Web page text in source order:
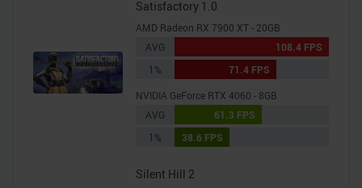
Satisfactory 1.0
AMD Radeon RX 7900 XT - 20GB
AVG
108.4 FPS
1%
71.4 FPS
NVIDIA GeForce RTX 4060 - 8GB
AVG
61.3 FPS
1%
38.6 FPS
Silent Hill 2